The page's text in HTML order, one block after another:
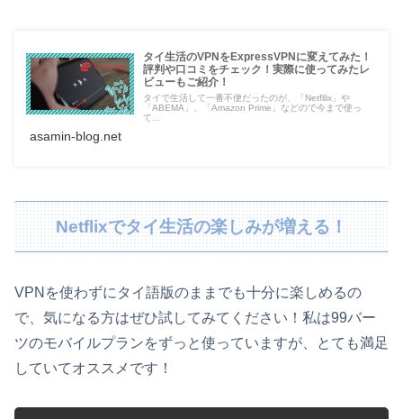
タイ生活のVPNをExpressVPNに変えてみた！
評判や口コミをチェック！実際に使ってみたレ
ビューもご紹介！
タイで生活して一番不便だったのが、「Netfllix」や
「ABEMA」、「Amazon Prime」などので今まで使っ
て...
asamin-blog.net
Netflixでタイ生活の楽しみが増える！
VPNを使わずにタイ語版のままでも十分に楽しめるの
で、気になる方はぜひ試してみてください！私は99バー
ツのモバイルプランをずっと使っていますが、とても満足
していてオススメです！